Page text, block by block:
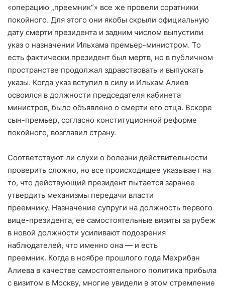
«операцию „преемник“» все же провели соратники
покойного. Для этого они якобы скрыли официальную
дату смерти президента и задним числом выпустили
указ о назначении Ильхама премьер-министром. То
есть фактически президент был мертв, но в публичном
пространстве продолжал здравствовать и выпускать
указы. Когда указ вступил в силу и Ильхам Алиев
освоился в должности председателя кабинета
министров, было объявлено о смерти его отца. Вскоре
сын-премьер, согласно конституционной реформе
покойного, возглавил страну.
Соответствуют ли слухи о болезни действительности
проверить сложно, но все происходящее указывает на
то, что действующий президент пытается заранее
утвердить механизмы передачи власти
преемнику. Назначение супруги на должность первого
вице-президента, ее самостоятельные визиты за рубеж
в новой должности усиливают подозрения
наблюдателей, что именно она — и есть
преемник. Когда в ноябре прошлого года Мехрибан
Алиева в качестве самостоятельного политика прибыла
с визитом в Москву, многие увидели в этом стремление